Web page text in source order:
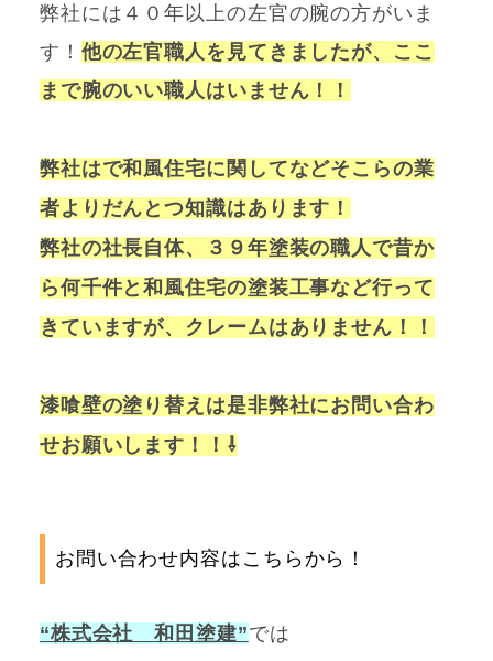
弊社には４０年以上の左官の腕の方がいま
す！ 他の左官職人を見てきましたが、ここ
まで腕のいい職人はいません！！
弊社はで和風住宅に関してなどそこらの業
者よりだんとつ知識はあります！
弊社の社長自体、３９年塗装の職人で昔か
ら何千件と和風住宅の塗装工事など行って
きていますが、クレームはありません！！
漆喰壁の塗り替えは是非弊社にお問い合わ
せお願いします！！⇩
お問い合わせ内容はこちらから！
“株式会社 和田塗建”では